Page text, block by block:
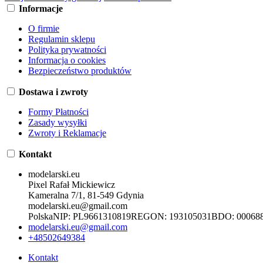
Informacje
O firmie
Regulamin sklepu
Polityka prywatności
Informacja o cookies
Bezpieczeństwo produktów
Dostawa i zwroty
Formy Płatności
Zasady wysyłki
Zwroty i Reklamacje
Kontakt
modelarski.eu
Pixel Rafał Mickiewicz
Kameralna 7/1, 81-549 Gdynia
modelarski.eu@gmail.com
PolskaNIP: PL9661310819REGON: 193105031BDO:
modelarski.eu@gmail.com
+48502649384
Kontakt